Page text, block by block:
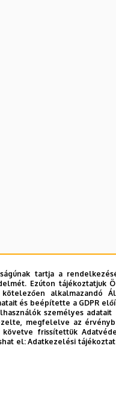
tartja a
Ezúton tájékoztatjuk
alkalmazandó
és beépítette a GDPR
személyes adatait
megfelelve az
követve frissítettük
el:Adatkezelési